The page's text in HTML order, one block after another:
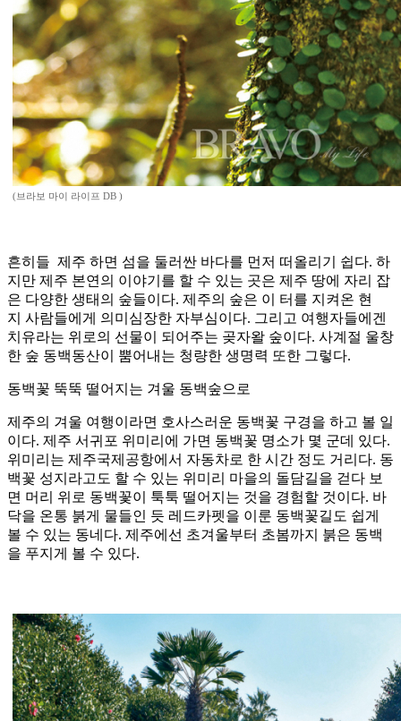
(브라보 마이 라이프 DB )
흔히들 제주 하면 섬을 둘러싼 바다를 먼저 떠올리기 쉽다. 하
지만 제주 본연의 이야기를 할 수 있는 곳은 제주 땅에 자리 잡
은 다양한 생태의 숲들이다. 제주의 숲은 이 터를 지켜온 현
지 사람들에게 의미심장한 자부심이다. 그리고 여행자들에겐
치유라는 위로의 선물이 되어주는 곶자왈 숲이다. 사계절 울창
한 숲 동백동산이 뿜어내는 청량한 생명력 또한 그렇다.
동백꽃 뚝뚝 떨어지는 겨울 동백숲으로
제주의 겨울 여행이라면 호사스러운 동백꽃 구경을 하고 볼 일
이다. 제주 서귀포 위미리에 가면 동백꽃 명소가 몇 군데 있다.
위미리는 제주국제공항에서 자동차로 한 시간 정도 거리다. 동
백꽃 성지라고도 할 수 있는 위미리 마을의 돌담길을 걷다 보
면 머리 위로 동백꽃이 툭툭 떨어지는 것을 경험할 것이다. 바
닥을 온통 붉게 물들인 듯 레드카펫을 이룬 동백꽃길도 쉽게
볼 수 있는 동네다. 제주에선 초겨울부터 초봄까지 붉은 동백
을 푸지게 볼 수 있다.